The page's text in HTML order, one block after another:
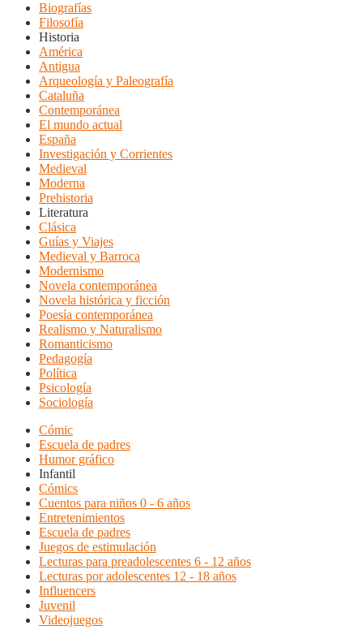
Biografías
Filosofía
Historia
América
Antigua
Arqueología y Paleografía
Cataluña
Contemporánea
El mundo actual
España
Investigación y Corrientes
Medieval
Moderna
Prehistoria
Literatura
Clásica
Guías y Viajes
Medieval y Barroca
Modernismo
Novela contemporánea
Novela histórica y ficción
Poesía contemporánea
Realismo y Naturalismo
Romanticismo
Pedagogía
Política
Psicología
Sociología
Cómic
Escuela de padres
Humor gráfico
Infantil
Cómics
Cuentos para niños 0 - 6 años
Entretenimientos
Escuela de padres
Juegos de estimulación
Lecturas para preadolescentes 6 - 12 años
Lecturas por adolescentes 12 - 18 años
Influencers
Juvenil
Videojuegos